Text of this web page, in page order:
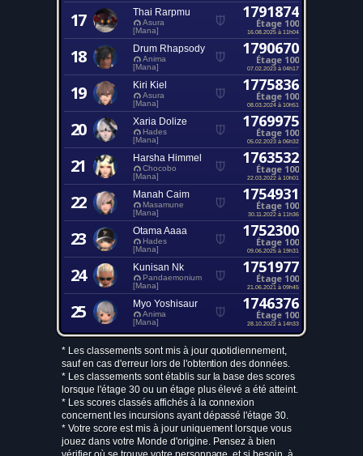
17 Thai Rarpmu
Asura
[Mana]
1791874
Étage 100
16.08.2025 à 11h04
18 Drum Rhapsody
Anima
[Mana]
1790670
Étage 100
07.02.2023 à 04h17
19 Kiri Kiel
Asura
[Mana]
1775836
Étage 100
08.03.2024 à 10h51
20 Xaria Dolize
Hades
[Mana]
1769975
Étage 100
05.02.2023 à 06h32
21 Harsha Himmel
Chocobo
[Mana]
1763532
Étage 100
22.03.2022 à 10h01
22 Manah Caim
Masamune
[Mana]
1754931
Étage 100
30.11.2022 à 11h36
23 Otama Aaaa
Hades
[Mana]
1752300
Étage 100
09.06.2025 à 19h31
24 Kunisan Nk
Pandaemonium
[Mana]
1751977
Étage 100
21.06.2021 à 09h45
25 Myo Yoshisaur
Anima
[Mana]
1746376
Étage 100
28.10.2022 à 14h33
* Les classements sont mis à jour quotidiennement,
sauf en cas d'erreur lors de l'obtention des données.
* Les classements sont établis sur la base des scores
lorsque l'étage 30 ou un étage plus élevé a été atteint.
* Les scores classés affichés à la connexion
concernent les incursions ayant dépassé l'étage 30.
* Votre score est mis à jour uniquement lorsque vous
jouez dans votre Monde d'origine. Pensez à bien